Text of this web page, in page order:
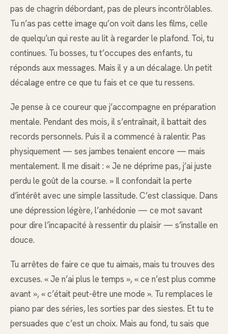
pas de chagrin débordant, pas de pleurs incontrôlables.
Tu n’as pas cette image qu’on voit dans les films, celle
de quelqu’un qui reste au lit à regarder le plafond. Toi, tu
continues. Tu bosses, tu t’occupes des enfants, tu
réponds aux messages. Mais il y a un décalage. Un petit
décalage entre ce que tu fais et ce que tu ressens.
Je pense à ce coureur que j’accompagne en préparation
mentale. Pendant des mois, il s’entraînait, il battait des
records personnels. Puis il a commencé à ralentir. Pas
physiquement — ses jambes tenaient encore — mais
mentalement. Il me disait : « Je ne déprime pas, j’ai juste
perdu le goût de la course. » Il confondait la perte
d’intérêt avec une simple lassitude. C’est classique. Dans
une dépression légère, l’anhédonie — ce mot savant
pour dire l’incapacité à ressentir du plaisir — s’installe en
douce.
Tu arrêtes de faire ce que tu aimais, mais tu trouves des
excuses. « Je n’ai plus le temps », « ce n’est plus comme
avant », « c’était peut-être une mode ». Tu remplaces le
piano par des séries, les sorties par des siestes. Et tu te
persuades que c’est un choix. Mais au fond, tu sais que